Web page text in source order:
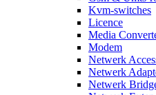
Kvm-switches
Licence
Media
Modem
Netwerk
Netwerk
Netwerk